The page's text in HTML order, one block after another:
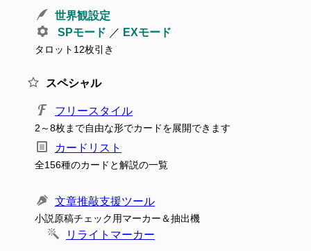
世界観設定
SPモード ／ EXモード
タロット12枚引き
スペシャル
フリースタイル
2～8枚まで自由な形でカードを展開できます
カードリスト
全156種のカードと解説の一覧
文章推敲支援ツール
小説原稿チェック用マーカー＆抽出機
リライトマーカー